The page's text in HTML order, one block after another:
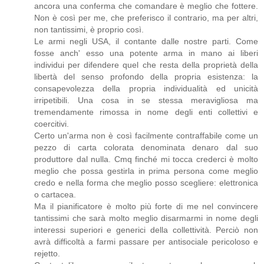
ancora una conferma che comandare è meglio che fottere.
Non è così per me, che preferisco il contrario, ma per altri,
non tantissimi, è proprio così.
Le armi negli USA, il contante dalle nostre parti. Come
fosse anch' esso una potente arma in mano ai liberi
individui per difendere quel che resta della proprietà della
libertà del senso profondo della propria esistenza: la
consapevolezza della propria individualità ed unicità
irripetibili. Una cosa in se stessa meravigliosa ma
tremendamente rimossa in nome degli enti collettivi e
coercitivi.
Certo un'arma non è così facilmente contraffabile come un
pezzo di carta colorata denominata denaro dal suo
produttore dal nulla. Cmq finché mi tocca crederci è molto
meglio che possa gestirla in prima persona come meglio
credo e nella forma che meglio posso scegliere: elettronica
o cartacea.
Ma il pianificatore è molto più forte di me nel convincere
tantissimi che sarà molto meglio disarmarmi in nome degli
interessi superiori e generici della collettività. Perciò non
avrà difficoltà a farmi passare per antisociale pericoloso e
rejetto.